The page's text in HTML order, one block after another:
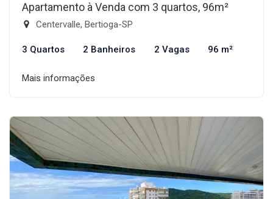
Apartamento à Venda com 3 quartos, 96m²
Centervalle, Bertioga-SP
3 Quartos 2 Banheiros 2 Vagas 96 m²
Mais informações